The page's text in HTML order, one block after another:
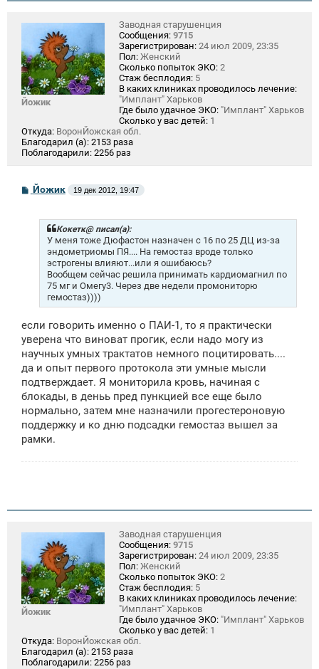
Йожик
Заводная старушенция
Сообщения: 9715
Зарегистрирован: 24 июл 2009, 23:35
Пол: Женский
Сколько попыток ЭКО: 2
Стаж бесплодия: 5
В каких клиниках проводилось лечение:
"Имплант" Харьков
Где было удачное ЭКО: "Имплант" Харьков
Сколько у вас детей: 1
Откуда: ВоронЙожская обл.
Благодарил (а): 2153 раза
Поблагодарили: 2256 раз
СЙожик 19 дек 2012, 19:47
Кокетк@ писал(а):
У меня тоже Дюфастон назначен с 16 по 25 ДЦ из-за
эндометриомы ПЯ.... На гемостаз вроде только
эстрогены влияют...или я ошибаюсь?
Вообщем сейчас решила принимать кардиомагнил по
75 мг и Омегу3. Через две недели промониторю
гемостаз))))
если говорить именно о ПАИ-1, то я практически
уверена что виноват прогик, если надо могу из
научных умных трактатов немного поцитировать....
да и опыт первого протокола эти умные мысли
подтверждает. Я мониторила кровь, начиная с
блокады, в деньь пред пункцией все еще было
нормально, затем мне назначили прогестероновую
поддержку и ко дню подсадки гемостаз вышел за
рамки.
Йожик
Заводная старушенция
Сообщения: 9715
Зарегистрирован: 24 июл 2009, 23:35
Пол: Женский
Сколько попыток ЭКО: 2
Стаж бесплодия: 5
В каких клиниках проводилось лечение:
"Имплант" Харьков
Где было удачное ЭКО: "Имплант" Харьков
Сколько у вас детей: 1
Откуда: ВоронЙожская обл.
Благодарил (а): 2153 раза
Поблагодарили: 2256 раз